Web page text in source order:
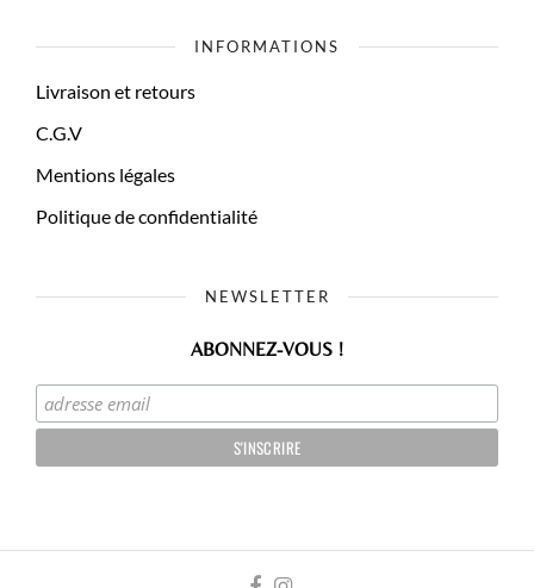
INFORMATIONS
Livraison et retours
C.G.V
Mentions légales
Politique de confidentialité
NEWSLETTER
ABONNEZ-VOUS !